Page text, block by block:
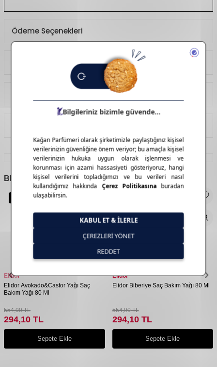
Ödeme Seçenekleri
BENZERÜRÜNLER
Yeni Ürün
Elidor
Elidor Avokado&Castor Yağı Saç
Bakım Yağı 80 Ml
554,90TL
294,10 TL
Sepete Ekle
Elidor
Elidor Biberiye Saç Bakım Yağı 80 Ml
554,90TL
294,10TL
Sepete Ekle